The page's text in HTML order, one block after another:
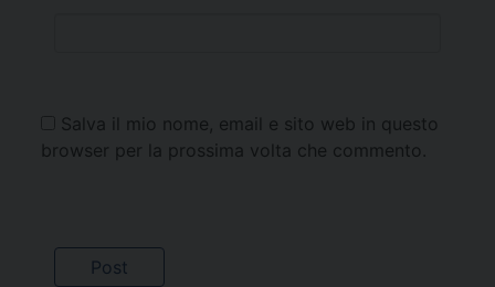
Salva il mio nome, email e sito web in questo
browser per la prossima volta che commento.